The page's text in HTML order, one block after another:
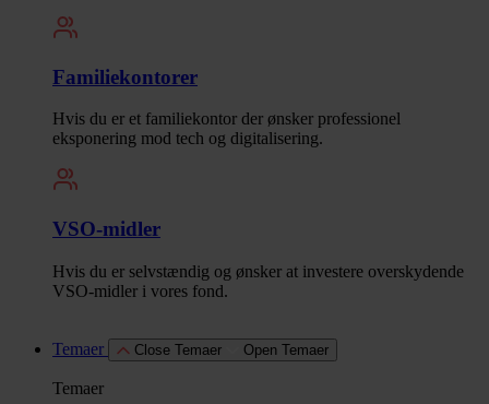
Familiekontorer
Hvis du er et familiekontor der ønsker professionel
eksponering mod tech og digitalisering.
VSO-midler
Hvis du er selvstændig og ønsker at investere overskydende
VSO-midler i vores fond.
Temaer Close Temaer Open Temaer
Temaer